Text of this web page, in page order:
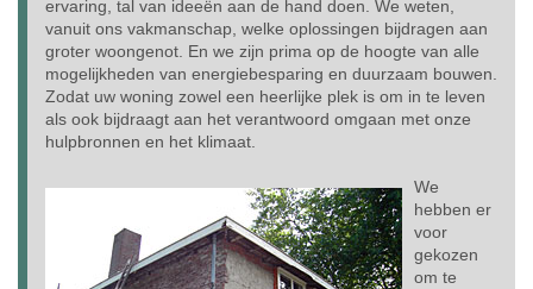
ervaring, tal van ideeën aan de hand doen. We weten,
vanuit ons vakmanschap, welke oplossingen bijdragen aan
groter woongenot. En we zijn prima op de hoogte van alle
mogelijkheden van energiebesparing en duurzaam bouwen.
Zodat uw woning zowel een heerlijke plek is om in te leven
als ook bijdraagt aan het verantwoord omgaan met onze
hulpbronnen en het klimaat.
We
hebben er
voor
gekozen
om te